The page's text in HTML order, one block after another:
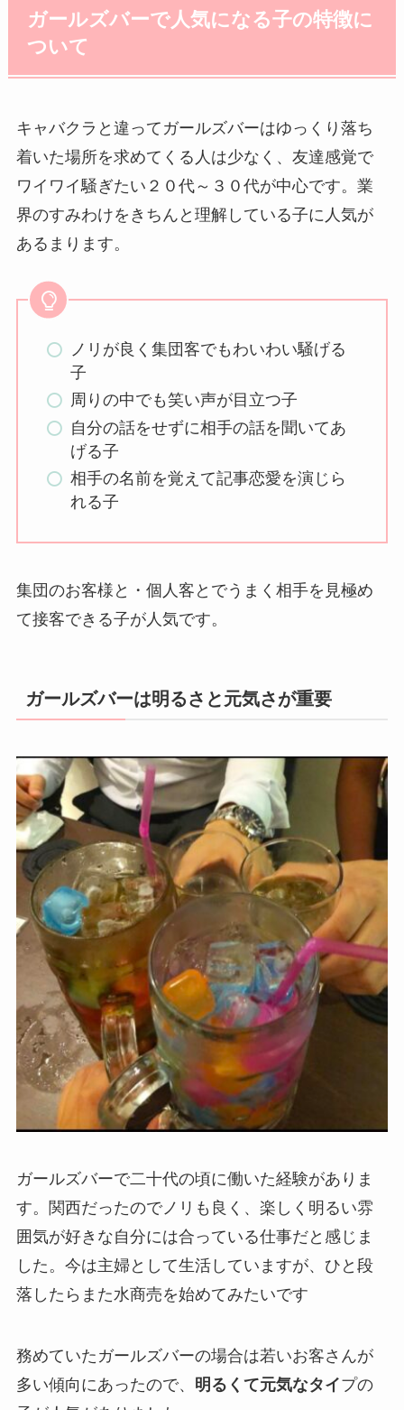
ガールズバーで人気になる子の特徴に
ついて
キャバクラと違ってガールズバーはゆっくり落ち
着いた場所を求めてくる人は少なく、友達感覚で
ワイワイ騒ぎたい２０代～３０代が中心です。業
界のすみわけをきちんと理解している子に人気が
あるまります。
ノリが良く集団客でもわいわい騒げる
子
周りの中でも笑い声が目立つ子
自分の話をせずに相手の話を聞いてあ
げる子
相手の名前を覚えて記事恋愛を演じら
れる子
集団のお客様と・個人客とでうまく相手を見極め
て接客できる子が人気です。
ガールズバーは明るさと元気さが重要
ガールズバーで二十代の頃に働いた経験がありま
す。関西だったのでノリも良く、楽しく明るい雰
囲気が好きな自分には合っている仕事だと感じま
した。今は主婦として生活していますが、ひと段
落したらまた水商売を始めてみたいです
務めていたガールズバーの場合は若いお客さんが
多い傾向にあったので、 明るくて元気なタイプの